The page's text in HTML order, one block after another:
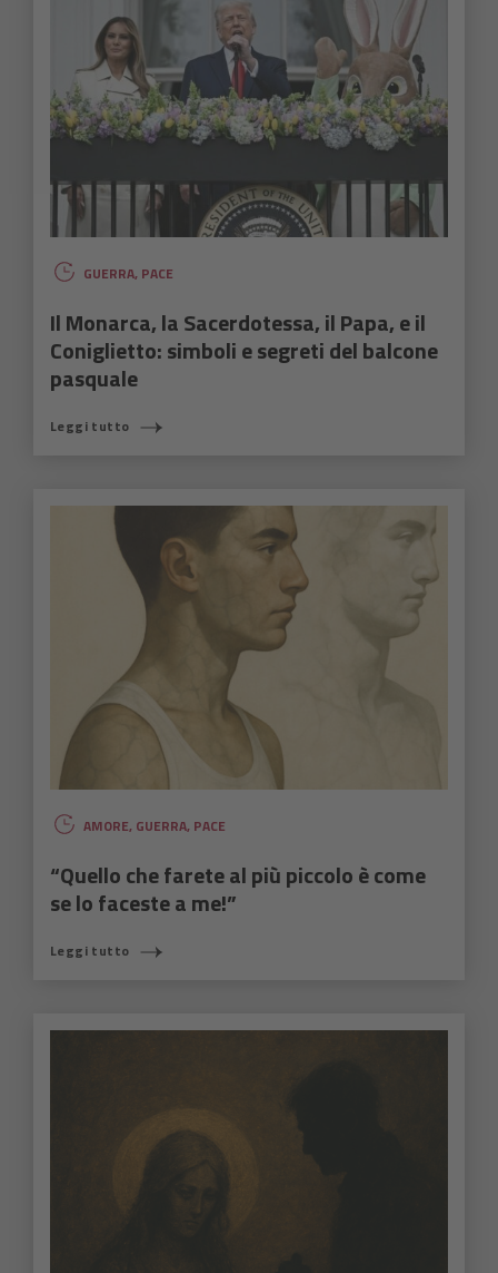
GUERRA, PACE
Il Monarca, la Sacerdotessa, il Papa, e il
Coniglietto: simboli e segreti del balcone
pasquale
Leggi tutto
AMORE, GUERRA, PACE
“Quello che farete al più piccolo è come
se lo faceste a me!”
Leggi tutto